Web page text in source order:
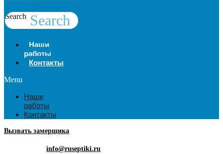
Search Search
Наши
работы
Контакты
Menu
Наши
работы
Контакты
Вызвать замерщика
info@ruseptiki.ru